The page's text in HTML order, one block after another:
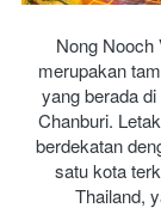
Nong Nooch
merupakan
yang berada
Chanburi.
berdekatan
satu kota
Thailand,